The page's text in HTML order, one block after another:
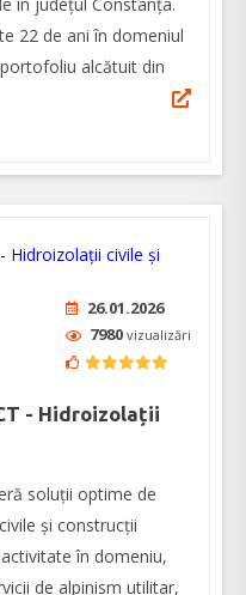
în județul Constanța.
22 de ani în domeniul
alcătuit din
26.01.2026
7980 vizualizări
- Hidroizolații
soluții optime de
și construcții
în domeniu,
de alpinism utilitar,